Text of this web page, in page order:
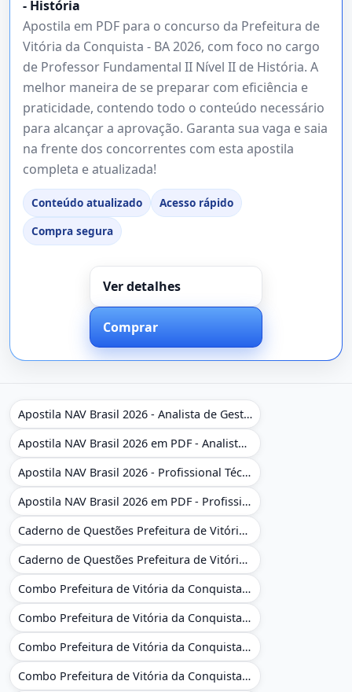
- História
Apostila em PDF para o concurso da Prefeitura de
Vitória da Conquista - BA 2026, com foco no cargo
de Professor Fundamental II Nível II de História. A
melhor maneira de se preparar com eficiência e
praticidade, contendo todo o conteúdo necessário
para alcançar a aprovação. Garanta sua vaga e saia
na frente dos concorrentes com esta apostila
completa e atualizada!
Conteúdo atualizado
Acesso rápido
Compra segura
Ver detalhes
Comprar
Apostila NAV Brasil 2026 - Analista de Gestão
Apostila NAV Brasil 2026 em PDF - Analista de Gestão
Apostila NAV Brasil 2026 - Profissional Técnico de Navegação Aérea - Operador de Torre de Controle
Apostila NAV Brasil 2026 em PDF - Profissional Técnico de Navegação Aérea - Operador de Torre de Controle
Caderno de Questões Prefeitura de Vitória da Conquista - BA - Conhecimentos Gerais - 450 Questões Gabaritadas
Caderno de Questões Prefeitura de Vitória da Conquista em PDF - BA - Conhecimentos Gerais - 450 Questões Gabaritadas
Combo Prefeitura de Vitória da Conquista - BA 2026 - Monitor Escolar (Educação Infantil e Cobertura das AC'S)
Combo Prefeitura de Vitória da Conquista - BA 2026 - Monitor Escolar (Educação Infantil e Cobertura das AC'S)
Combo Prefeitura de Vitória da Conquista - BA 2026 - Monitor Escolar (Suporte às Crianças com Deficiência)
Combo Prefeitura de Vitória da Conquista - BA 2026 - Monitor Escolar (Suporte às Crianças com Deficiência)